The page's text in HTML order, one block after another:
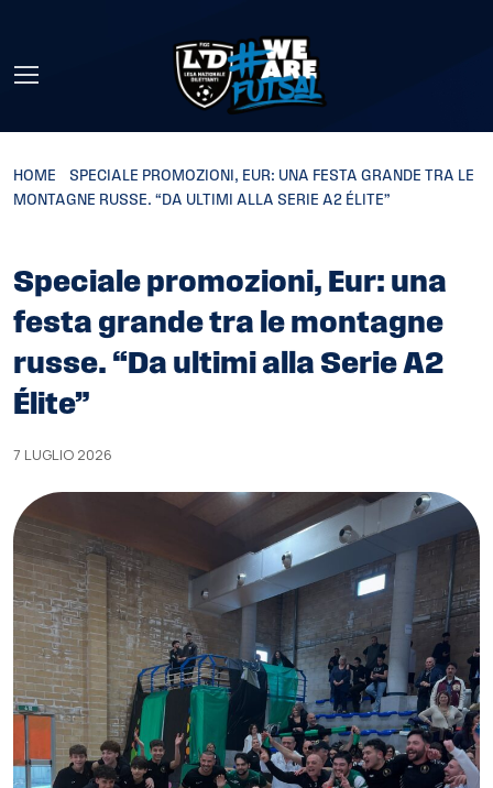
HOME
SPECIALE PROMOZIONI, EUR: UNA FESTA GRANDE TRA LE
MONTAGNE RUSSE. “DA ULTIMI ALLA SERIE A2 ÉLITE”
Speciale promozioni, Eur: una
festa grande tra le montagne
russe. “Da ultimi alla Serie A2
Élite”
7 LUGLIO 2026